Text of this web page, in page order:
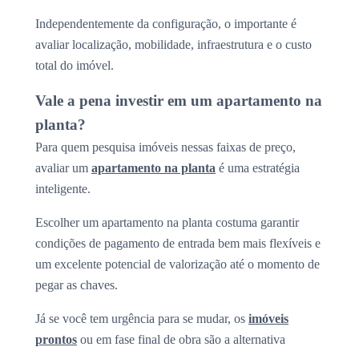
Independentemente da configuração, o importante é
avaliar localização, mobilidade, infraestrutura e o custo
total do imóvel.
Vale a pena investir em um apartamento na
planta?
Para quem pesquisa imóveis nessas faixas de preço,
avaliar um apartamento na planta é uma estratégia
inteligente.
Escolher um apartamento na planta costuma garantir
condições de pagamento de entrada bem mais flexíveis e
um excelente potencial de valorização até o momento de
pegar as chaves.
Já se você tem urgência para se mudar, os imóveis
prontos ou em fase final de obra são a alternativa